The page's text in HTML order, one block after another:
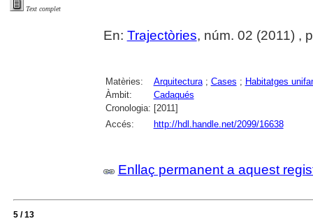
Text complet
En: Trajectòries, núm. 02 (2011) ,
Matèries: Arquitectura; Cases ; Habitatges
Àmbit:
Cadaqués
Cronologia: [2011]
Accés:
http://hdl.handle.net/2099/16638
Enllaç permanent a aquest
5 / 13